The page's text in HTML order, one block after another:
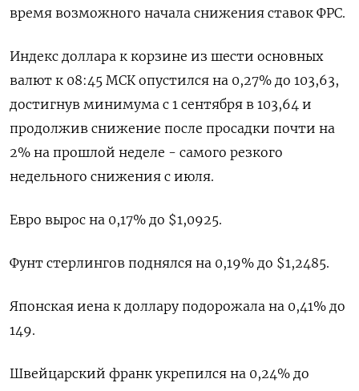
время возможного начала снижения ставок ФРС.
Индекс доллара к корзине из шести основных
валют к 08:45 МСК опустился на 0,27% до 103,63​,
достигнув минимума с 1 сентября в 103,64 и
продолжив снижение после просадки почти на
2% на прошлой неделе - самого резкого
недельного снижения с июля.
Евро вырос на 0,17% до $1,0925​.
Фунт стерлингов поднялся на 0,19% до $1,2485​.
Японская иена к доллару подорожала на 0,41%​ до
149.
Швейцарский франк укрепился на 0,24% до